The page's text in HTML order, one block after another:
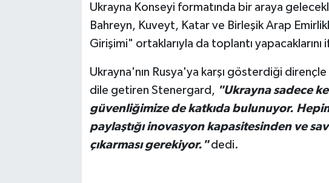
Ukrayna Konseyi formatında bir araya
Bahreyn, Kuveyt, Katar ve Birleşik Arap
Girişimi" ortaklarıyla da toplantı
Ukrayna'nın Rusya'ya karşı gösterdiği
dile getiren Stenergard, "Ukrayna sadece
güvenliğimize de katkıda bulunuyor.
paylaştığı inovasyon kapasitesinden ve
çıkarması gerekiyor."dedi.